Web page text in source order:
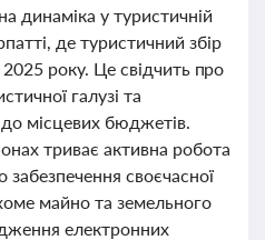
динаміка у туристичній
де туристичний збір
2025 року. Це свідчить про
галузі та
місцевих бюджетів.
триває активна робота
своєчасної
майно та земельного
електронних